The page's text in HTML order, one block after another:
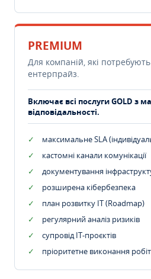
PREMIUM
Для компаній, які потребують
ентерпрайз.
Включає всі послуги GOLD з
відповідальності.
максимальне SLA
кастомні канали комунікації
документування
розширена кібербезпека
план розвитку IT (Roadmap)
регулярний аналіз ризиків
супровід ІТ-проєктів
пріоритетне виконання робіт